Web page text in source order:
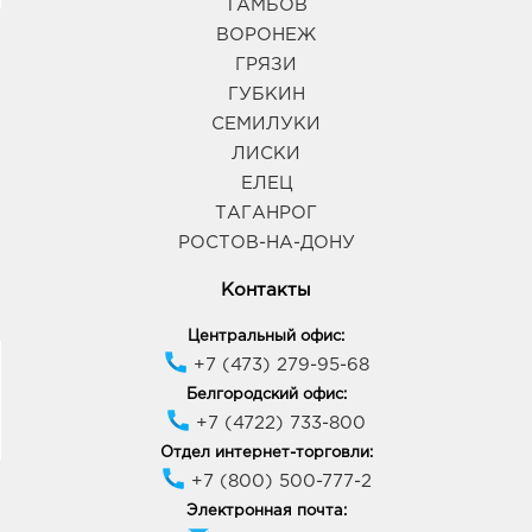
Шишкова, д. 72
10:00 - 21:00
394077, Воронежская обл, г Воронеж, б-р Победы,
График работы: 10:00 - 22:00
Воронеж Максимир: руб.
Ленинский, д. 174П
График работы:
Воронеж Галерея Чижова: руб.
394018, Воронежская обл, г Воронеж, ул
Кольцовская, д. 35
ТАМБОВ
ВОРОНЕЖ
ГРЯЗИ
ГУБКИН
СЕМИЛУКИ
ЛИСКИ
ЕЛЕЦ
ТАГАНРОГ
РОСТОВ-НА-ДОНУ
Контакты
Центральный офис:
+7 (473) 279-95-68
Белгородский офис:
+7 (4722) 733-800
Отдел интернет-торговли:
+7 (800) 500-777-2
Электронная почта: